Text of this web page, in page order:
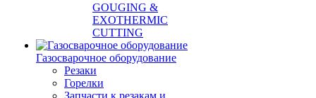
GOUGING &
EXOTHERMIC
CUTTING
Газосварочное оборудование
Резаки
Горелки
Запчасти к резакам и